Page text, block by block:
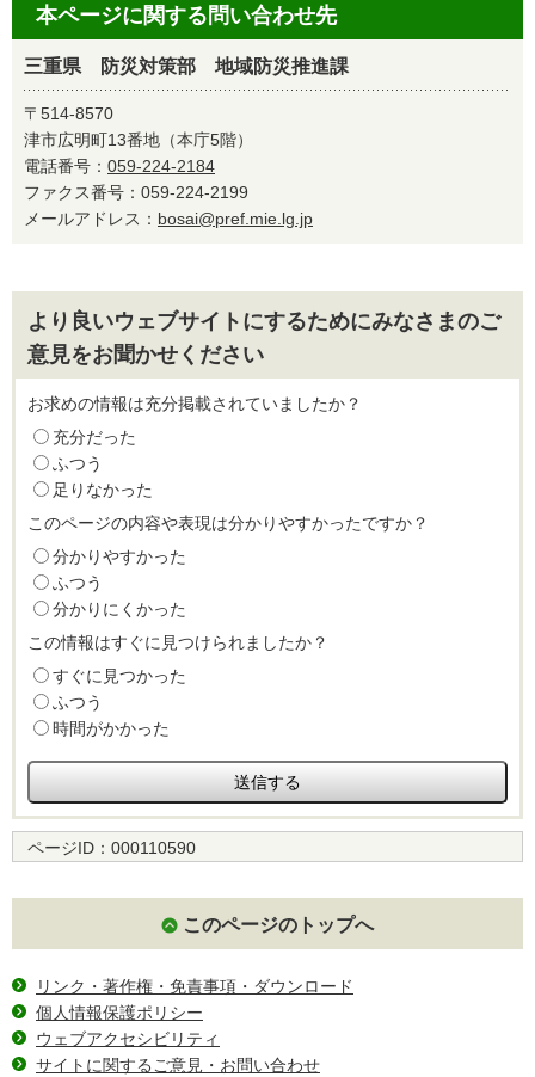
本ページに関する問い合わせ先
三重県 防災対策部 地域防災推進課
〒514-8570
津市広明町13番地（本庁5階）
電話番号： 059-224-2184
ファクス番号：059-224-2199
メールアドレス： bosai@pref.mie.lg.jp
より良いウェブサイトにするためにみなさまのご
意見をお聞かせください
お求めの情報は充分掲載されていましたか？
充分だった
ふつう
足りなかった
このページの内容や表現は分かりやすかったですか？
分かりやすかった
ふつう
分かりにくかった
この情報はすぐに見つけられましたか？
すぐに見つかった
ふつう
時間がかかった
ページID： 000110590
このページのトップへ
リンク・著作権・免責事項・ダウンロード
個人情報保護ポリシー
ウェブアクセシビリティ
サイトに関するご意見・お問い合わせ